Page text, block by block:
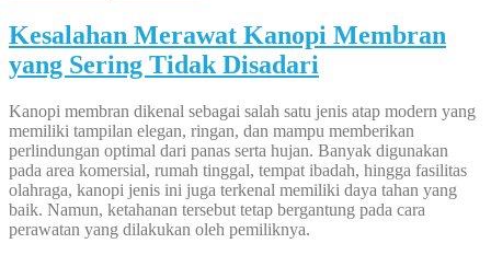
Kesalahan Merawat Kanopi Membran
yang Sering Tidak Disadari
Kanopi membran dikenal sebagai salah satu jenis atap modern yang
memiliki tampilan elegan, ringan, dan mampu memberikan
perlindungan optimal dari panas serta hujan. Banyak digunakan
pada area komersial, rumah tinggal, tempat ibadah, hingga fasilitas
olahraga, kanopi jenis ini juga terkenal memiliki daya tahan yang
baik. Namun, ketahanan tersebut tetap bergantung pada cara
perawatan yang dilakukan oleh pemiliknya.